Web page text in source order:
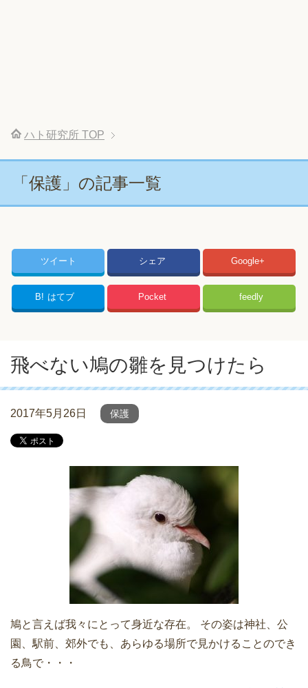
ハト研究所 TOP
「保護」の記事一覧
ツイート シェア Google+
B! はてブ Pocket feedly
飛べない鳩の雛を見つけたら
2017年5月26日 保護
鳩と言えば我々にとって身近な存在。 その姿は神社、公
園、駅前、郊外でも、あらゆる場所で見かけることのでき
る鳥で・・・